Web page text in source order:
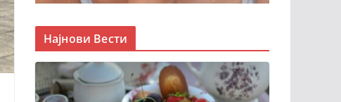
Најнови Вести